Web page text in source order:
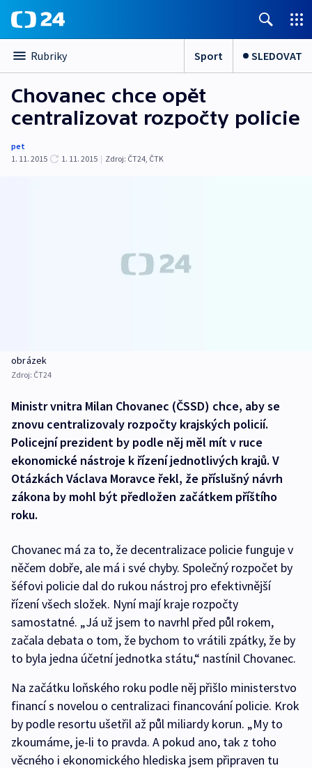
Rubriky Sport SLEDOVAT
Chovanec chce opět
centralizovat rozpočty policie
pet
1. 11. 2015
1. 11. 2015 | Zdroj: ČT24, ČTK
obrázek
Zdroj: ČT24
Ministr vnitra Milan Chovanec (ČSSD) chce, aby se
znovu centralizovaly rozpočty krajských policií.
Policejní prezident by podle něj měl mít v ruce
ekonomické nástroje k řízení jednotlivých krajů. V
Otázkách Václava Moravce řekl, že příslušný návrh
zákona by mohl být předložen začátkem příštího
roku.
Chovanec má za to, že decentralizace policie funguje v
něčem dobře, ale má i své chyby. Společný rozpočet by
šéfovi policie dal do rukou nástroj pro efektivnější
řízení všech složek. Nyní mají kraje rozpočty
samostatné. „Já už jsem to navrhl před půl rokem,
začala debata o tom, že bychom to vrátili zpátky, že by
to byla jedna účetní jednotka státu,“ nastínil Chovanec.
Na začátku loňského roku podle něj přišlo ministerstvo
financí s novelou o centralizaci financování policie. Krok
by podle resortu ušetřil až půl miliardy korun. „My to
zkoumáme, je-li to pravda. A pokud ano, tak z toho
věcného i ekonomického hlediska jsem připraven tu